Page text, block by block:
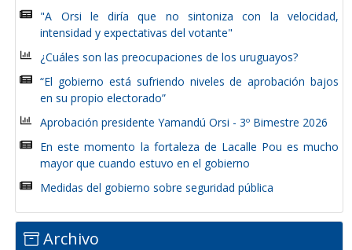
"A Orsi le diría que no sintoniza con la velocidad,
intensidad y expectativas del votante"
¿Cuáles son las preocupaciones de los uruguayos?
“El gobierno está sufriendo niveles de aprobación bajos
en su propio electorado”
Aprobación presidente Yamandú Orsi - 3º Bimestre 2026
En este momento la fortaleza de Lacalle Pou es mucho
mayor que cuando estuvo en el gobierno
Medidas del gobierno sobre seguridad pública
Archivo